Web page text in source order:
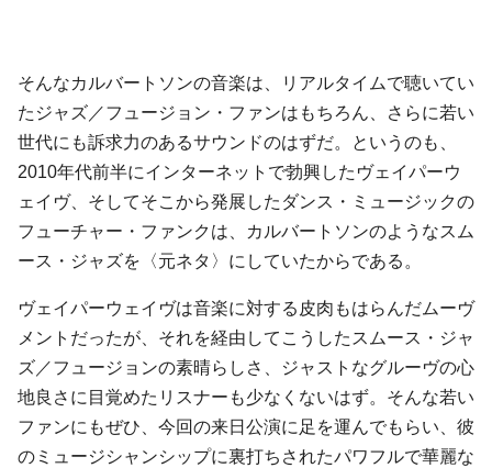
そんなカルバートソンの音楽は、リアルタイムで聴いてい
たジャズ／フュージョン・ファンはもちろん、さらに若い
世代にも訴求力のあるサウンドのはずだ。というのも、
2010年代前半にインターネットで勃興したヴェイパーウ
ェイヴ、そしてそこから発展したダンス・ミュージックの
フューチャー・ファンクは、カルバートソンのようなスム
ース・ジャズを〈元ネタ〉にしていたからである。
ヴェイパーウェイヴは音楽に対する皮肉もはらんだムーヴ
メントだったが、それを経由してこうしたスムース・ジャ
ズ／フュージョンの素晴らしさ、ジャストなグルーヴの心
地良さに目覚めたリスナーも少なくないはず。そんな若い
ファンにもぜひ、今回の来日公演に足を運んでもらい、彼
のミュージシャンシップに裏打ちされたパワフルで華麗な